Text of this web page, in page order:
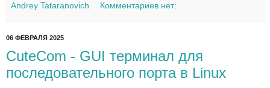
Andrey Tataranovich Комментариев нет:
06 ФЕВРАЛЯ 2025
CuteCom - GUI терминал для
последовательного порта в Linux